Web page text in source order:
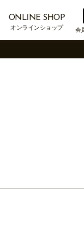
ONLINE SHOP
オンラインショップ 会